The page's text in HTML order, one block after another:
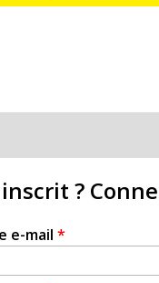
?
e-mail *